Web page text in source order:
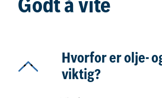
Godt å vite
Hvorfor er olje-
viktig?